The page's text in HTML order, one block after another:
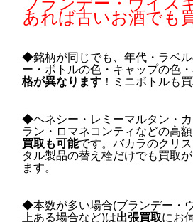
あれば古いお酒でも
◆銘柄が同じでも、年代・ラベ
ー・ボトルの色・キャップの色
格が異なります ！ミニボトルも買
◆ヘネシー・レミーマルタン・
ラン・ロマネコンティなどの高
買取も可能です。バカラのクリ
タル製品の替え栓だけでも買取
ます。
◆本数が多い場合(ブランデー・
上ある場合など)は出張買取にお